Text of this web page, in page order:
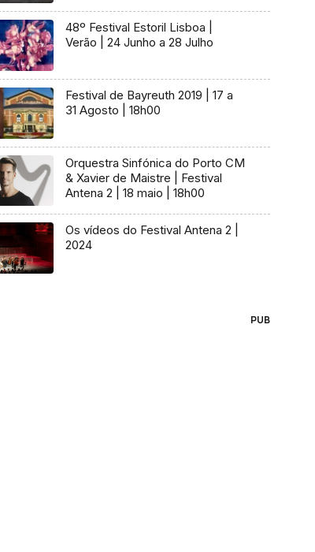
48º Festival Estoril Lisboa |
Verão | 24 Junho a 28 Julho
Festival de Bayreuth 2019 | 17 a
31 Agosto | 18h00
Orquestra Sinfónica do Porto CM
& Xavier de Maistre | Festival
Antena 2 | 18 maio | 18h00
Os vídeos do Festival Antena 2 |
2024
PUB